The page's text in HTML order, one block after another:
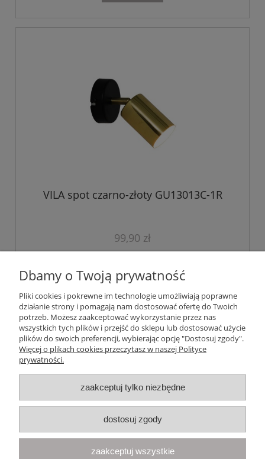
VILA spot czarno-złoty GU13013C-1R
99,90 zł
Pomoc
Moje konto
Płatności i dostawa
Informacje
O nas
Dbamy o Twoją prywatność
Pliki cookies i pokrewne im technologie umożliwiają poprawne
działanie strony i pomagają nam dostosować ofertę do Twoich
potrzeb. Możesz zaakceptować wykorzystanie przez nas
wszystkich tych plików i przejść do sklepu lub dostosować użycie
plików do swoich preferencji, wybierając opcję "Dostosuj zgody".
Więcej o plikach cookies przeczytasz w naszej Polityce
prywatności.
zaakceptuj tylko niezbędne
dostosuj zgody
zaakceptuj wszystkie